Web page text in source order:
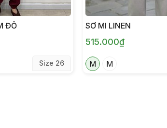
ĐỎ
Size 26
SƠ MI LINEN
515.000₫
M M